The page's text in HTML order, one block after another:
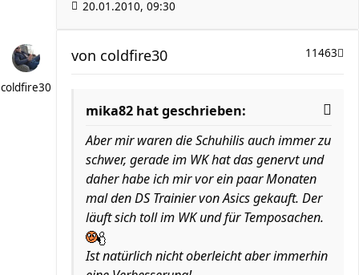
20.01.2010, 09:30
coldfire30
11463
von coldfire30
mika82 hat geschrieben:
Aber mir waren die Schuhilis auch immer zu
schwer, gerade im WK hat das genervt und
daher habe ich mir vor ein paar Monaten
mal den DS Trainier von Asics gekauft. Der
läuft sich toll im WK und für Temposachen.
Ist natürlich nicht oberleicht aber immerhin